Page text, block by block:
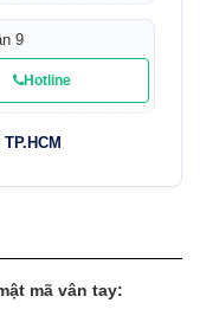
9
Hotline
mã vân tay: